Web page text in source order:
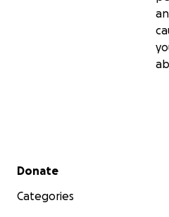
Secondary menu
Donate
Categories